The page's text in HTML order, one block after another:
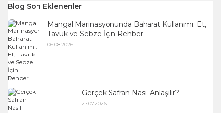
Blog Son Eklenenler
Mangal Marinasyonunda Baharat Kullanımı: Et,
Tavuk ve Sebze İçin Rehber
06.08.2026
Gerçek Safran Nasıl Anlaşılır?
27.07.2026